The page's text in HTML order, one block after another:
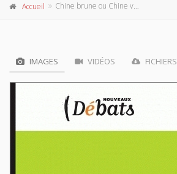
Accueil Chine brune ou Chine verte?
IMAGES VIDÉOS FICHIERS